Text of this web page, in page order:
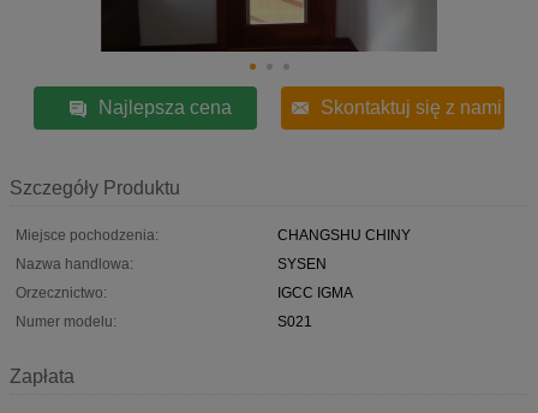
Najlepsza cena Skontaktuj się z nami
Szczegóły Produktu
Miejsce pochodzenia:
CHANGSHU CHINY
Nazwa handlowa:
SYSEN
Orzecznictwo:
IGCC IGMA
Numer modelu:
S021
Zapłata